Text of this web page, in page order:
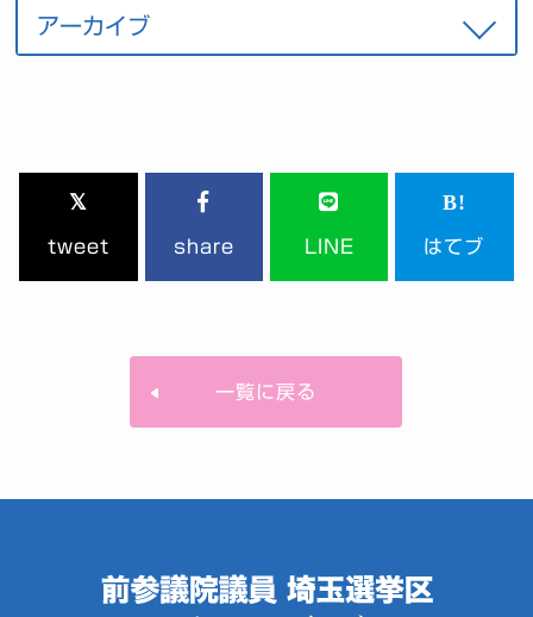
tweet share LINE はてブ
一覧に戻る